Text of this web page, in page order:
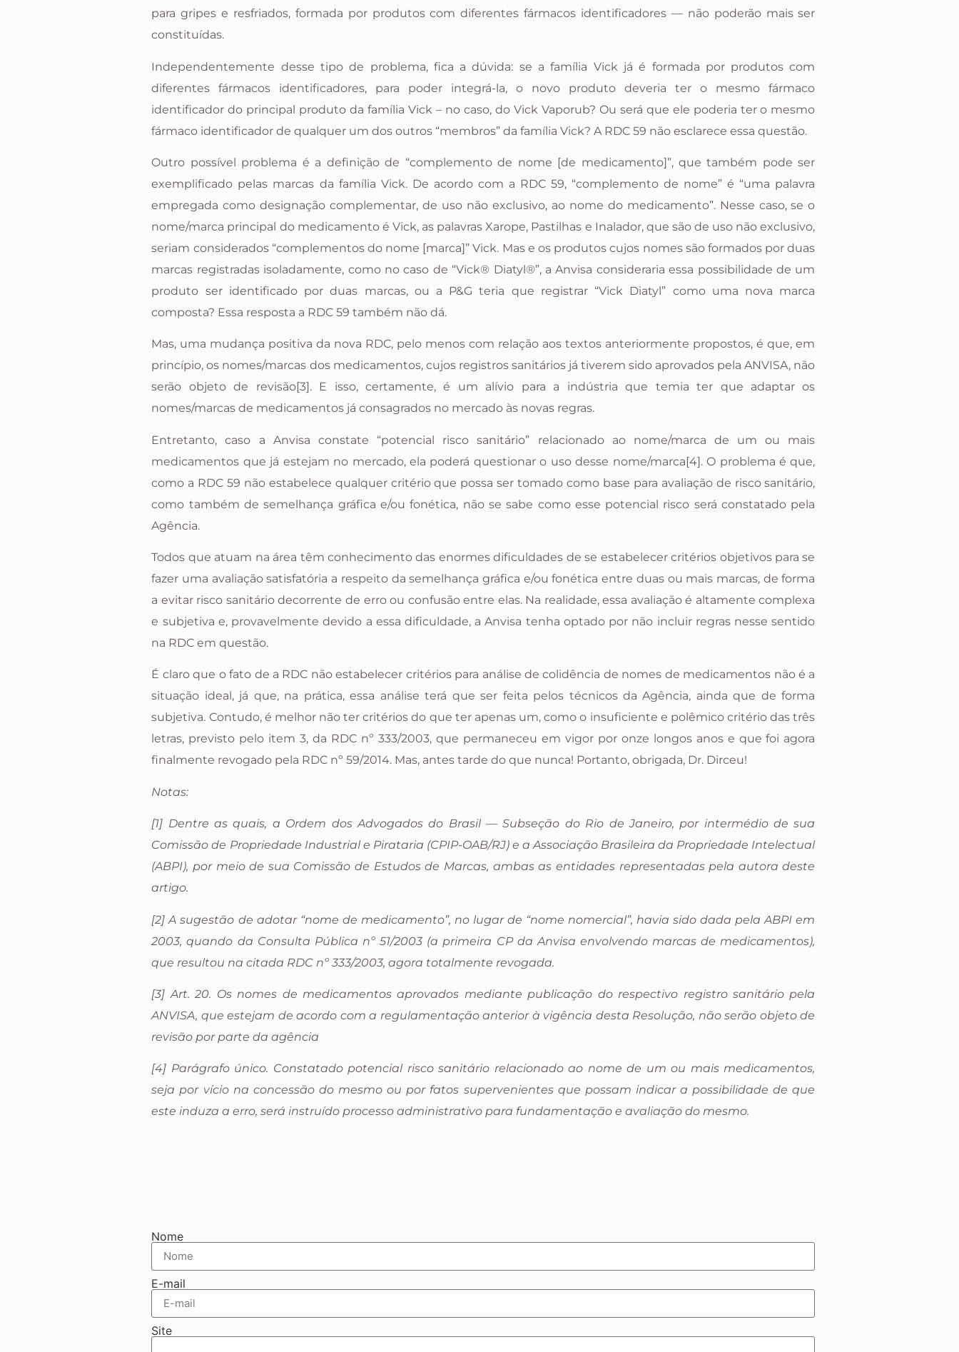
para gripes e resfriados, formada por produtos com diferentes fármacos identificadores — não poderão mais ser
constituídas.
Independentemente desse tipo de problema, fica a dúvida: se a família Vick já é formada por produtos com
diferentes fármacos identificadores, para poder integrá-la, o novo produto deveria ter o mesmo fármaco
identificador do principal produto da família Vick – no caso, do Vick Vaporub? Ou será que ele poderia ter o mesmo
fármaco identificador de qualquer um dos outros “membros” da família Vick? A RDC 59 não esclarece essa questão.
Outro possível problema é a definição de “complemento de nome [de medicamento]”, que também pode ser
exemplificado pelas marcas da família Vick. De acordo com a RDC 59, “complemento de nome” é “uma palavra
empregada como designação complementar, de uso não exclusivo, ao nome do medicamento”. Nesse caso, se o
nome/marca principal do medicamento é Vick, as palavras Xarope, Pastilhas e Inalador, que são de uso não exclusivo,
seriam considerados “complementos do nome [marca]” Vick. Mas e os produtos cujos nomes são formados por duas
marcas registradas isoladamente, como no caso de “Vick® Diatyl®”, a Anvisa consideraria essa possibilidade de um
produto ser identificado por duas marcas, ou a P&G teria que registrar “Vick Diatyl” como uma nova marca
composta? Essa resposta a RDC 59 também não dá.
Mas, uma mudança positiva da nova RDC, pelo menos com relação aos textos anteriormente propostos, é que, em
princípio, os nomes/marcas dos medicamentos, cujos registros sanitários já tiverem sido aprovados pela ANVISA, não
serão objeto de revisão[3]. E isso, certamente, é um alívio para a indústria que temia ter que adaptar os
nomes/marcas de medicamentos já consagrados no mercado às novas regras.
Entretanto, caso a Anvisa constate “potencial risco sanitário” relacionado ao nome/marca de um ou mais
medicamentos que já estejam no mercado, ela poderá questionar o uso desse nome/marca[4]. O problema é que,
como a RDC 59 não estabelece qualquer critério que possa ser tomado como base para avaliação de risco sanitário,
como também de semelhança gráfica e/ou fonética, não se sabe como esse potencial risco será constatado pela
Agência.
Todos que atuam na área têm conhecimento das enormes dificuldades de se estabelecer critérios objetivos para se
fazer uma avaliação satisfatória a respeito da semelhança gráfica e/ou fonética entre duas ou mais marcas, de forma
a evitar risco sanitário decorrente de erro ou confusão entre elas. Na realidade, essa avaliação é altamente complexa
e subjetiva e, provavelmente devido a essa dificuldade, a Anvisa tenha optado por não incluir regras nesse sentido
na RDC em questão.
É claro que o fato de a RDC não estabelecer critérios para análise de colidência de nomes de medicamentos não é a
situação ideal, já que, na prática, essa análise terá que ser feita pelos técnicos da Agência, ainda que de forma
subjetiva. Contudo, é melhor não ter critérios do que ter apenas um, como o insuficiente e polêmico critério das três
letras, previsto pelo item 3, da RDC nº 333/2003, que permaneceu em vigor por onze longos anos e que foi agora
finalmente revogado pela RDC nº 59/2014. Mas, antes tarde do que nunca! Portanto, obrigada, Dr. Dirceu!
Notas:
[1] Dentre as quais, a Ordem dos Advogados do Brasil — Subseção do Rio de Janeiro, por intermédio de sua
Comissão de Propriedade Industrial e Pirataria (CPIP-OAB/RJ) e a Associação Brasileira da Propriedade Intelectual
(ABPI), por meio de sua Comissão de Estudos de Marcas, ambas as entidades representadas pela autora deste
artigo.
[2] A sugestão de adotar “nome de medicamento”, no lugar de “nome nomercial”, havia sido dada pela ABPI em
2003, quando da Consulta Pública nº 51/2003 (a primeira CP da Anvisa envolvendo marcas de medicamentos),
que resultou na citada RDC nº 333/2003, agora totalmente revogada.
[3] Art. 20. Os nomes de medicamentos aprovados mediante publicação do respectivo registro sanitário pela
ANVISA, que estejam de acordo com a regulamentação anterior à vigência desta Resolução, não serão objeto de
revisão por parte da agência
[4] Parágrafo único. Constatado potencial risco sanitário relacionado ao nome de um ou mais medicamentos,
seja por vício na concessão do mesmo ou por fatos supervenientes que possam indicar a possibilidade de que
este induza a erro, será instruído processo administrativo para fundamentação e avaliação do mesmo.
Nome
E-mail
Site